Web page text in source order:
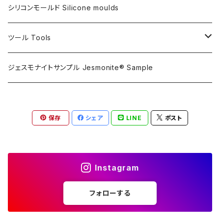
フレキシガードシーラーAC730用
ステインプルーフコートAC100/AC730両用
アルギン酸塩（アルジネート）
シリコンモールド Silicone moulds
ツール Tools
攪拌ブレード Mixing blade
刷毛 Brush
カップ Cup
ジェスモナイトサンプル Jesmonite® Sample
保存 シェア LINE ポスト
Instagram
フォローする